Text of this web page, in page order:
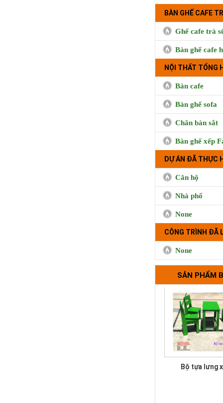
BÀN GHẾ CAFE
Ghế cafe trà
Bàn ghế cafe
NỘI THẤT TỔNG
Bàn cafe
Bàn ghế sofa
Chân bàn sắt
Bàn ghế xếp
DỰ ÁN ĐÃ THỰC
Căn hộ
Nhà phố
None
CÔNG TRÌNH ĐÃ
None
SẢN PHẨM
Cà phê Boong,
Hưng,
Phụng,
Bộ tựa lưng